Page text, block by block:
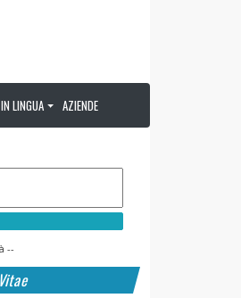
LINGUA AZIENDE
--